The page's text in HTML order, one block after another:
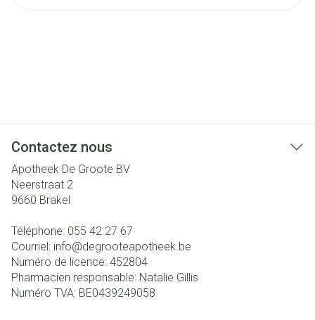
Contactez nous
Apotheek De Groote BV
Neerstraat 2
9660 Brakel
Téléphone: 055 42 27 67
Courriel: info@degrooteapotheek.be
Numéro de licence: 452804
Pharmacien responsable: Natalie Gillis
Numéro TVA: BE0439249058